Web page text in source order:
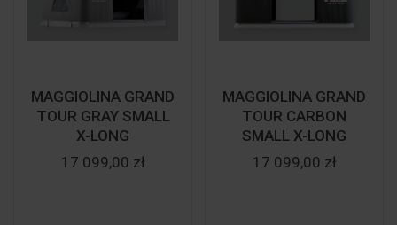
MAGGIOLINA GRAND
TOUR GRAY SMALL
X-LONG
17 099,00 zł
MAGGIOLINA GRAND
TOUR CARBON
SMALL X-LONG
17 099,00 zł